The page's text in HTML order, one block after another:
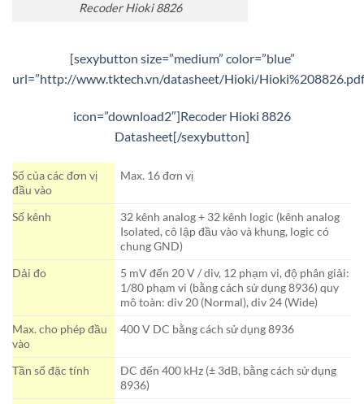
Recoder Hioki 8826
[sexybutton size=”medium” color=”blue”
url=”http://www.tktech.vn/datasheet/Hioki/
icon=”download2″]Recoder Hioki 8826
Datasheet[/sexybutton]
Số của các đơn vị
đầu vào
Max. 16 đơn vị
Số kênh
32 kênh analog + 32 kênh logic (kênh analog
Isolated, cô lập đầu vào và khung, logic có
chung GND)
Dải đo
5 mV đến 20 V / div, 12 phạm vi, độ phân giải:
1/80 phạm vi (bằng cách sử dụng 8936) quy
mô toàn: div 20 (Normal), div 24 (Wide)
Max. cho phép đầu
vào
400 V DC bằng cách sử dụng 8936
Tần số đặc tính
DC đến 400 kHz (± 3dB, bằng cách sử dụng
8936)